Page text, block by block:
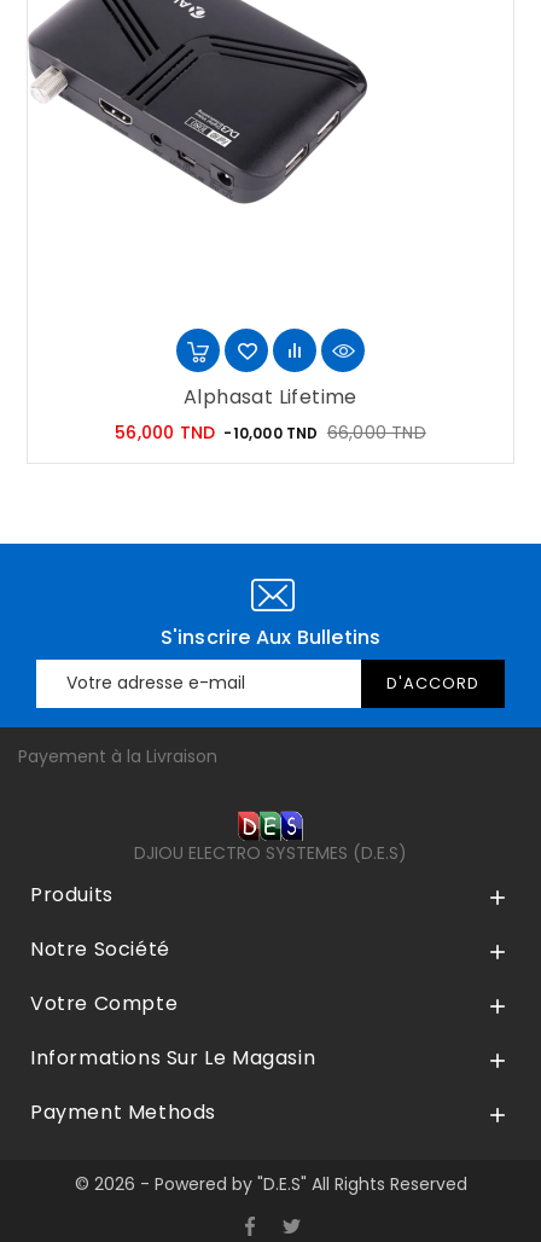
Alphasat Lifetime
56,000 TND Prix
-10,000 TND 66,000 TNDPrix
S'inscrire Aux Bulletins
Payement à la Livraison
DJIOU ELECTRO SYSTEMES (D.E.S)
Produits 
Notre Société 
Votre Compte 
Informations Sur Le Magasin 
Payment Methods 
© 2026 - Powered by "D.E.S" All Rights Reserved